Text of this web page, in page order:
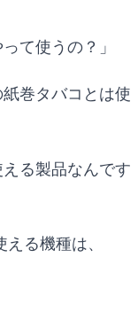
て使うの？」
巻タバコとは使
る製品なんです
る機種は、